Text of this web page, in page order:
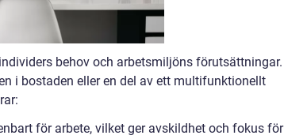
behov och arbetsmiljöns förutsättningar.
i bostaden eller en del av ett multifunktionellt
för arbete, vilket ger avskildhet och fokus för